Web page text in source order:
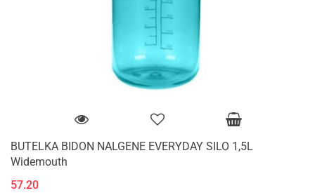
BUTELKA BIDON NALGENE EVERYDAY SILO 1,5L
Widemouth
57.20